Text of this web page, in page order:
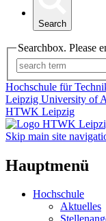
Search
Searchbox. Please
Hochschule für
Leipzig University of
HTWK Leipzig
Skip main site
Hauptmenü
Hochschule
Aktuelles